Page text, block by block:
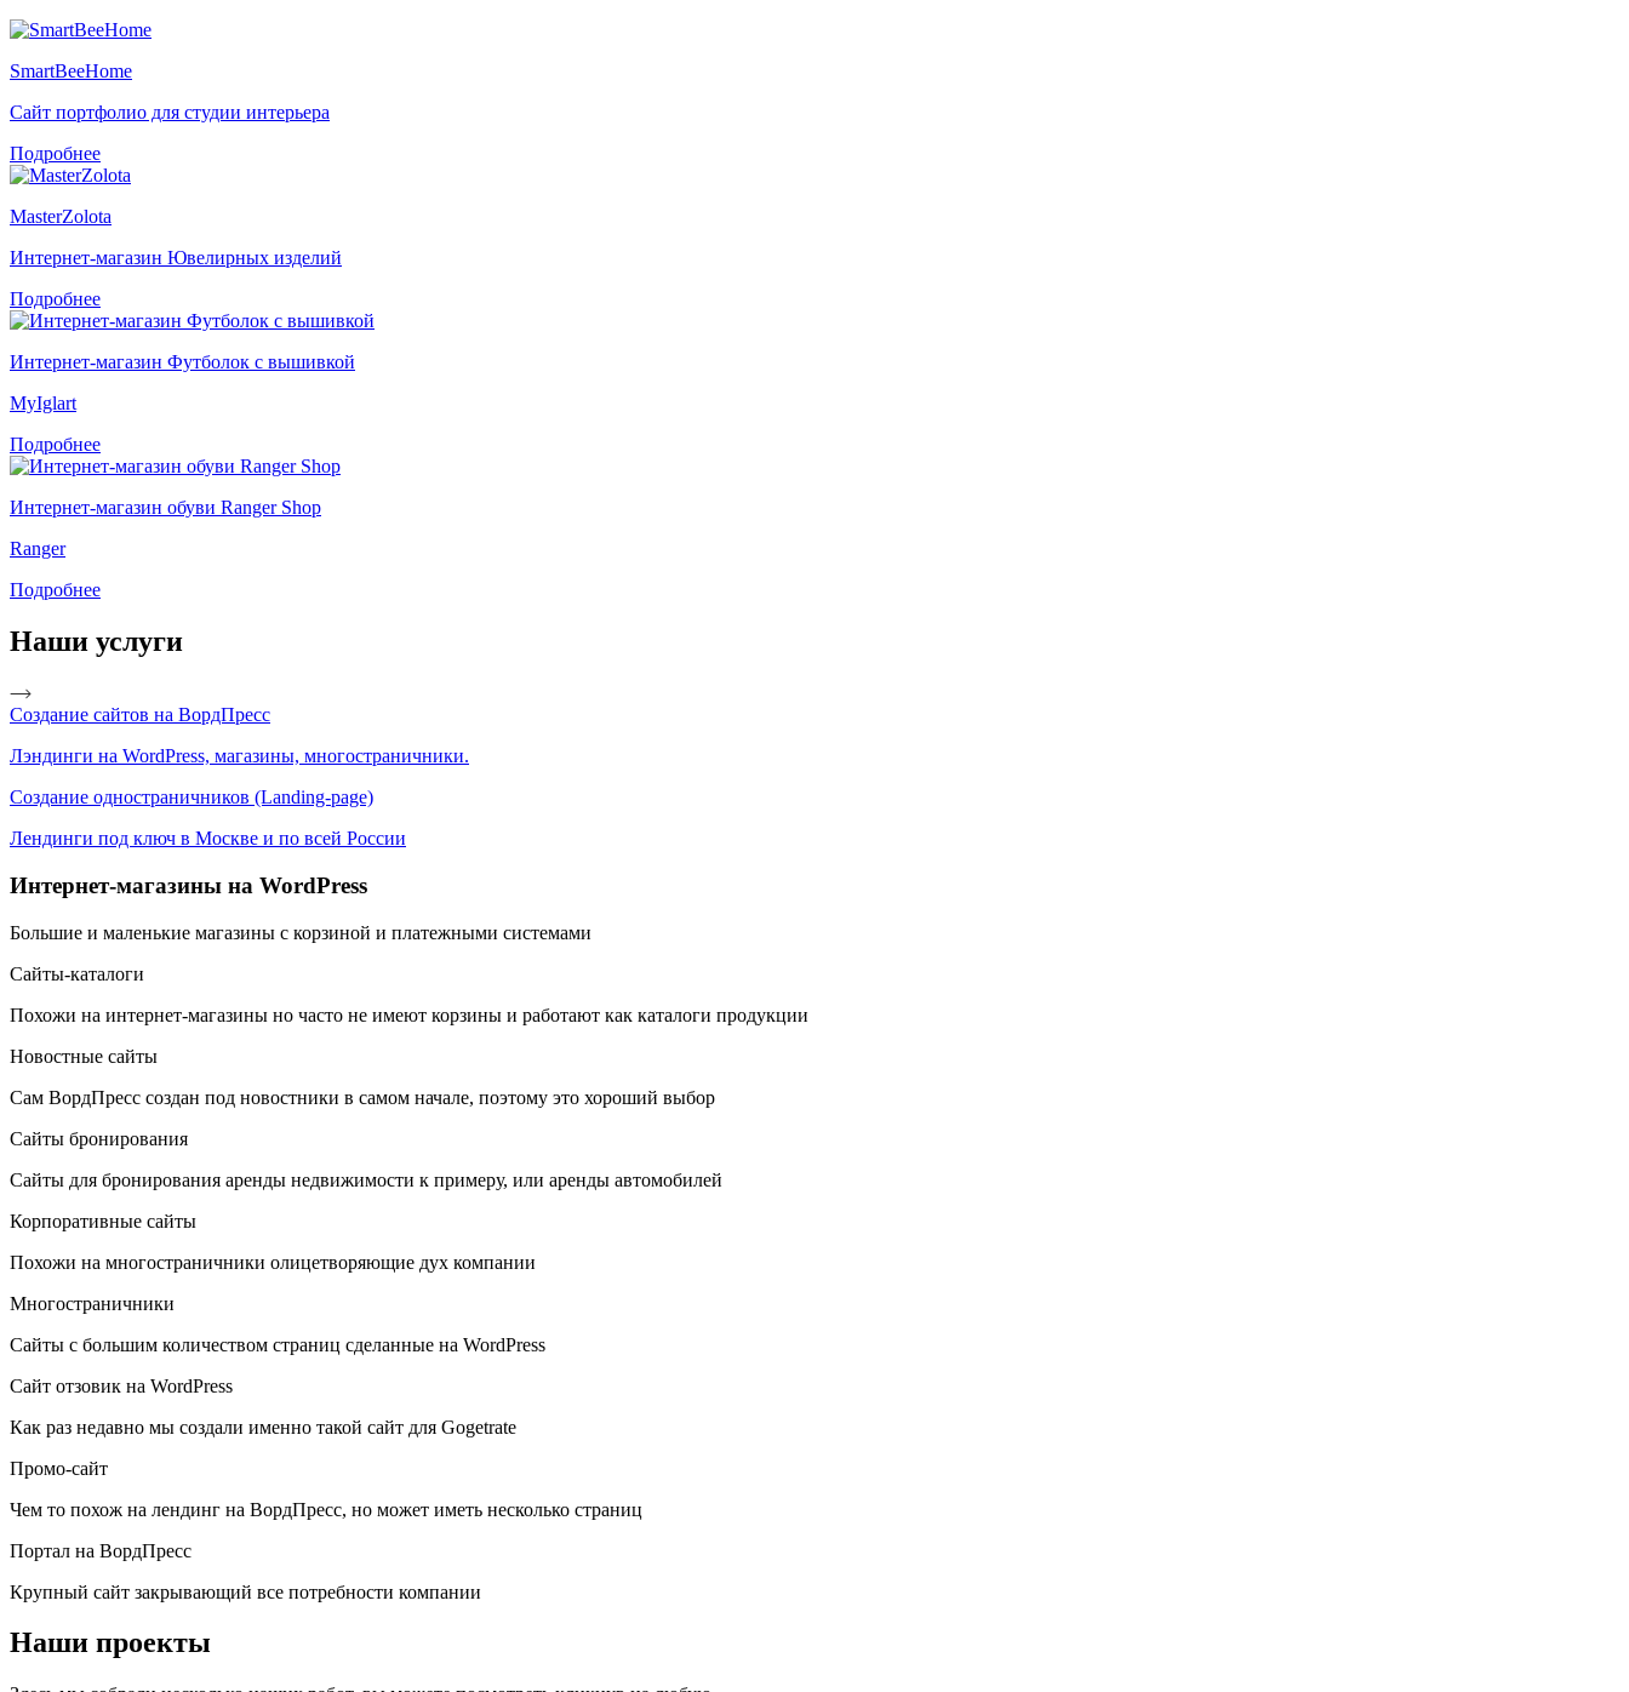
SmartBeeHome
Сайт портфолио для студии интерьера
Подробнее
MasterZolota
Интернет-магазин Ювелирных изделий
Подробнее
Интернет-магазин Футболок с вышивкой
MyIglart
Подробнее
Интернет-магазин обуви Ranger Shop
Ranger
Подробнее
Наши услуги
Создание сайтов на ВордПресс
Лэндинги на WordPress, магазины, многостраничники.
Создание одностраничников (Landing-page)
Лендинги под ключ в Москве и по всей России
Интернет-магазины на WordPress
Большие и маленькие магазины с корзиной и платежными системами
Сайты-каталоги
Похожи на интернет-магазины но часто не имеют корзины и работают как каталоги продукции
Новостные сайты
Сам ВордПресс создан под новостники в самом начале, поэтому это хороший выбор
Сайты бронирования
Сайты для бронирования аренды недвижимости к примеру, или аренды автомобилей
Корпоративные сайты
Похожи на многостраничники олицетворяющие дух компании
Многостраничники
Сайты с большим количеством страниц сделанные на WordPress
Сайт отзовик на WordPress
Как раз недавно мы создали именно такой сайт для Gogetrate
Промо-сайт
Чем то похож на лендинг на ВордПресс, но может иметь несколько страниц
Портал на ВордПресс
Крупный сайт закрывающий все потребности компании
Наши проекты